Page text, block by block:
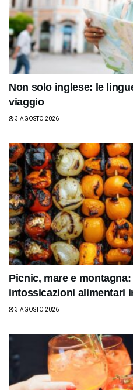
Non solo inglese: le
viaggio
3 AGOSTO 2026
Picnic, mare e
intossicazioni alimentari
3 AGOSTO 2026